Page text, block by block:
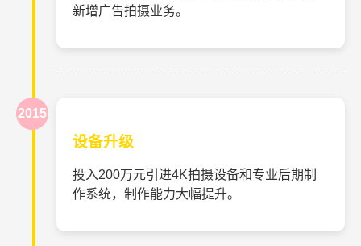
新增广告拍摄业务。
2015
设备升级
投入200万元引进4K拍摄设备和专业后期制
作系统，制作能力大幅提升。